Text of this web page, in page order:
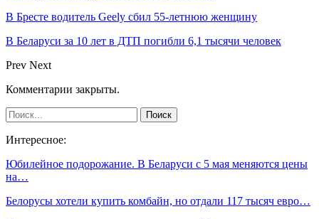
В Бресте водитель Geely сбил 55-летнюю женщину
В Беларуси за 10 лет в ДТП погибли 6,1 тысячи человек
Prev Next
Комментарии закрыты.
Интересное:
Юбилейное подорожание. В Беларуси с 5 мая меняются цены
на…
Белорусы хотели купить комбайн, но отдали 117 тысяч евро…